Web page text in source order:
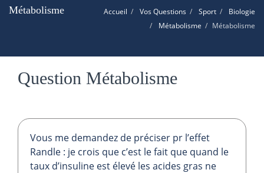
Métabolisme Accueil Vos Questions Sport
Biologie
Métabolisme
Métabolisme
Question Métabolisme
Vous me demandez de préciser pr l’effet
Randle : je crois que c’est le fait que quand le
taux d’insuline est élevé les acides gras ne